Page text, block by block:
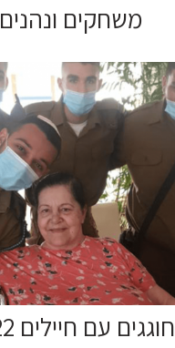
משחקים ונהנים
חוגגים עם חיילים 2022